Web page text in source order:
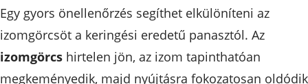
Egy gyors önellenőrzés segíthet elkülöníteni az
izomgörcsöt a keringési eredetű panasztól. Az
izomgörcs hirtelen jön, az izom tapinthatóan
megkeményedik, majd nyújtásra fokozatosan